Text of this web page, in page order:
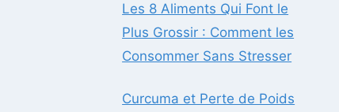
Les 8 Aliments Qui Font le
Plus Grossir : Comment les
Consommer Sans Stresser
Curcuma et Perte de Poids